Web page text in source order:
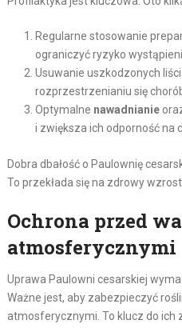
Regularne stosowanie
ograniczyć ryzyko
Usuwanie uszkodzonych
rozprzestrzenianiu się
Optymalne nawadnianie
i zwiększa ich odporność na
Dobra dbałość o Paulownię
To przekłada się na zdrowy
Ochrona przed
atmosferycznymi
Uprawa Paulowni cesarskiej
Ważne jest, aby zabezpieczyć
atmosferycznymi. To klucz do ich